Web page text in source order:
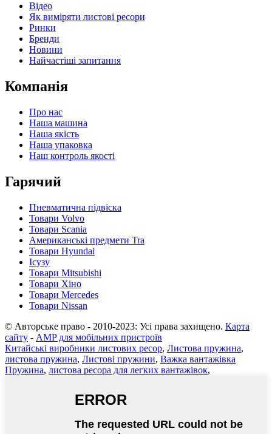
Відео
Як виміряти листові ресори
Ринки
Бренди
Новини
Найчастіші запитання
Компанія
Про нас
Наша машина
Наша якість
Наша упаковка
Наш контроль якості
Гарячий
Пневматична підвіска
Товари Volvo
Товари Scania
Американські предмети Tra
Товари Hyundai
Ісузу
Товари Mitsubishi
Товари Хіно
Товари Mercedes
Товари Nissan
© Авторське право - 2010-2023: Усі права захищено. Карта
сайту - AMP для мобільних пристроїв
Китайські виробники листових ресор, Листова пружина,
листова пружина, Листові пружини, Важка вантажівка
Пружина, листова ресора для легких вантажівок,